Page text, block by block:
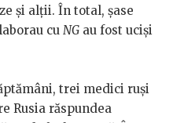
și alții. În total, șase
cu NG au fost uciși
trei medici ruși
Rusia răspundea